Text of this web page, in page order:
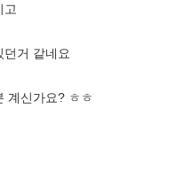
고
거 같네요
계신가요? ㅎㅎ